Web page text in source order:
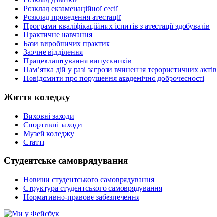
Розклад екзаменаційної сесії
Розклад проведення атестації
Програми кваліфікаційних іспитів з атестації здобувачів
Практичне навчання
Бази виробничих практик
Заочне відділення
Працевлаштування випускників
Пам’ятка дій у разі загрози вчинення терористичних актів
Повідомити про порушення академічно доброчесності
Життя коледжу
Виховні заходи
Спортивні заходи
Музей коледжу
Статті
Студентське самоврядування
Новини студентського самоврядування
Структура студентського самоврядування
Нормативно-правове забезпечення